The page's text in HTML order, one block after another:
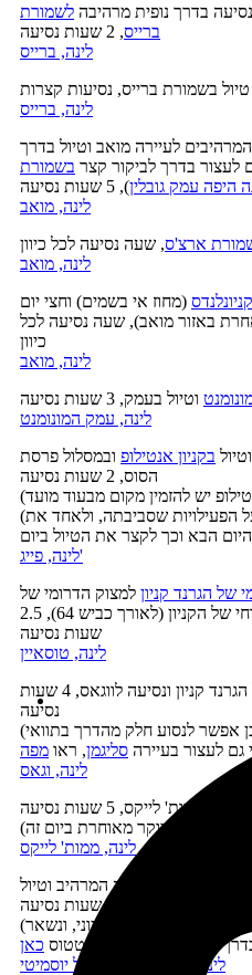
בדרך נופית מרהיבה לשמורת
ברייס, 2 שעות נסיעה
לינה, ברייס
בשמורת ברייס, נסיעות קצרות
לינה, ברייס
לעצור בדרך לביקור קצר בשמורת
היפה עמק גובלין), 5 שעות נסיעה
לינה, מואב
ארצ'ס, שעה נסיעה לכל כיוון
לינה, מואב
(מחוז אי בשמים) וחצי יום
באזור מואב), שעה נסיעה לכל
כיוון
לינה, מואב
וטיול בעמק, 3 שעות נסיעה
לינה, עמק המונומנט
בקניון אנטילופ ובמסלול פרסת
הסוס, 2 שעות נסיעה
(אפשר גם לוותר על הלינה בפייג' ועל הפעילויות שסביבתה, ולאחד את
לינה, פייג'
של הגרנד קניון למצוק הדרומי של
הגרנד קניון וטיול בדרך בצד המזרחי של הקניון (לאורך כביש 64), 2.5
שעות נסיעה
לינה, טוסאיין
טיול במצוק הדרומי של הגרנד קניון ונסיעה לווגאס, 4 שעות
נסיעה
אפשר לנסוע חלק מהדרך בתוואי
סליגמן, ראו מפה
לינה, וגאס
ממות' לייקס, 5 שעות נסיעה
לינה, ממות' לייקס
בכביש מעבר טיוגה המרהיב וטיול
(הכביש נפתח בדרך כלל בסוף מאי, אך לעתים רק בסוף יוני, ונשאר
כלל. אפשר לבדוק סטטוס כאן
לינה, בקרבת העמק של יוסמיטי